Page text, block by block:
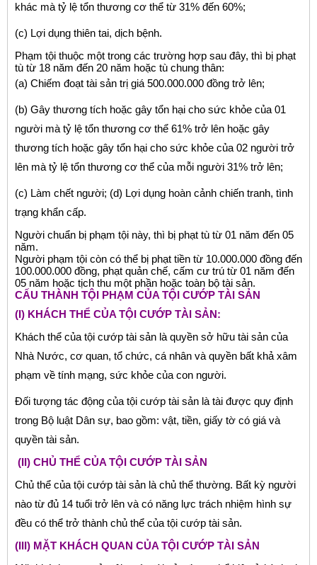
khác mà tỷ lệ tổn thương cơ thể từ 31% đến 60%;
(c) Lợi dụng thiên tai, dịch bệnh.
Phạm tội thuộc một trong các trường hợp sau đây, thì bị phạt
tù từ 18 năm đến 20 năm hoặc tù chung thân:
(a) Chiếm đoạt tài sản trị giá 500.000.000 đồng trở lên;
(b) Gây thương tích hoặc gây tổn hại cho sức khỏe của 01
người mà tỷ lệ tổn thương cơ thể 61% trở lên hoặc gây
thương tích hoặc gây tổn hại cho sức khỏe của 02 người trở
lên mà tỷ lệ tổn thương cơ thể của mỗi người 31% trở lên;
(c) Làm chết người; (d) Lợi dụng hoàn cảnh chiến tranh, tình
trạng khẩn cấp.
Người chuẩn bị phạm tội này, thì bị phạt tù từ 01 năm đến 05
năm.
Người phạm tội còn có thể bị phạt tiền từ 10.000.000 đồng đến
100.000.000 đồng, phạt quản chế, cấm cư trú từ 01 năm đến
05 năm hoặc tịch thu một phần hoặc toàn bộ tài sản.
CẤU THÀNH TỘI PHẠM CỦA TỘI CƯỚP TÀI SẢN
(I) KHÁCH THỂ CỦA TỘI CƯỚP TÀI SẢN:
Khách thể của tội cướp tài sản là quyền sở hữu tài sản của
Nhà Nước, cơ quan, tổ chức, cá nhân và quyền bất khả xâm
phạm về tính mạng, sức khỏe của con người.
Đối tượng tác động của tội cướp tài sản là tài được quy định
trong Bộ luật Dân sự, bao gồm: vật, tiền, giấy tờ có giá và
quyền tài sản.
(II) CHỦ THỂ CỦA TỘI CƯỚP TÀI SẢN
Chủ thể của tội cướp tài sản là chủ thể thường. Bất kỳ người
nào từ đủ 14 tuổi trở lên và có năng lực trách nhiệm hình sự
đều có thể trở thành chủ thể của tội cướp tài sản.
(III) MẶT KHÁCH QUAN CỦA TỘI CƯỚP TÀI SẢN